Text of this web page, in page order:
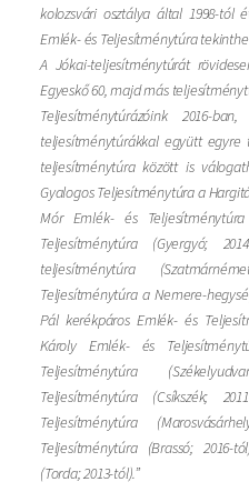
kolozsvári osztálya által 1998-tól
Emlék- és Teljesítménytúra
A Jókai-teljesítménytúrát
Egyeskő 60, majd más
Teljesítménytúrázóink 2016-
teljesítménytúrákkal együtt egyre
teljesítménytúra között is
Gyalogos Teljesítménytúra a
Mór Emlék- és
Teljesítménytúra (Gyergyó;
teljesítménytúra
Teljesítménytúra a Nemere-
Pál kerékpáros Emlék- és
Károly Emlék- és
Teljesítménytúra
Teljesítménytúra (Csíkszék;
Teljesítménytúra
Teljesítménytúra (Brassó; 2016-
(Torda; 2013-tól).”